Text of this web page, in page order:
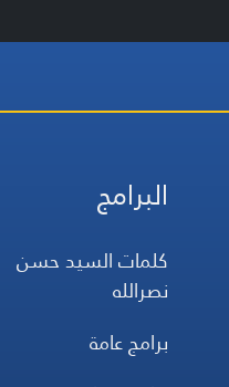
البرامج
كلمات السيد حسن
نصرالله
برامج عامة